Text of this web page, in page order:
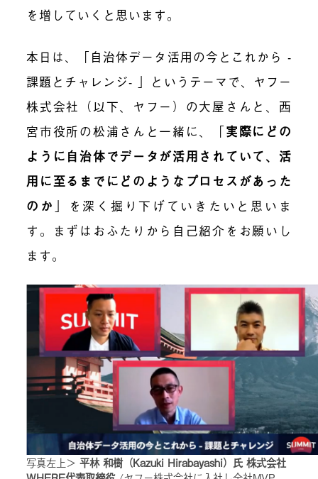
を増していくと思います。
本日は、「自治体データ活用の今とこれから -
課題とチャレンジ- 」というテーマで、ヤフー
株式会社（以下、ヤフー）の大屋さんと、西
宮市役所の松浦さんと一緒に、「実際にどの
ように自治体でデータが活用されていて、活
用に至るまでにどのようなプロセスがあった
のか 」を深く掘り下げていきたいと思いま
す。まずはおふたりから自己紹介をお願いし
ます。
写真左上＞平林 和樹（Kazuki Hirabayashi）氏 株式会社